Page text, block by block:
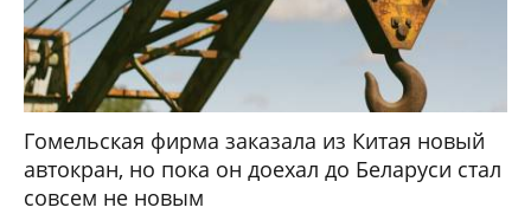
Гомельская фирма заказала из Китая новый
автокран, но пока он доехал до Беларуси стал
совсем не новым